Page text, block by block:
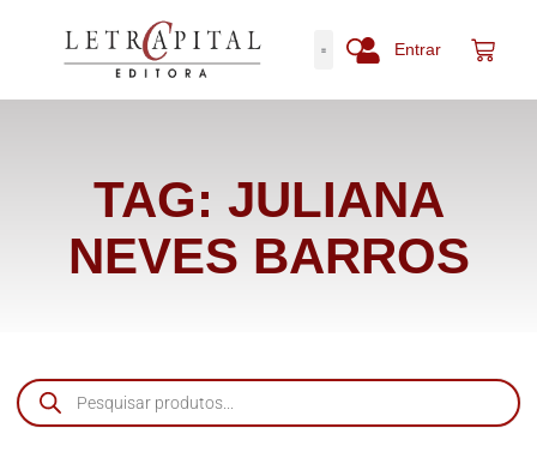
Entrar
TAG: JULIANA
NEVES BARROS